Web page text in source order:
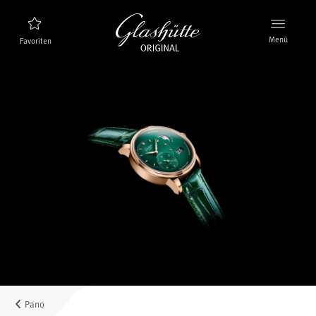
Favoriten Menü
Entdecken Sie die Kollektion
Verkaufspunkte
Pano